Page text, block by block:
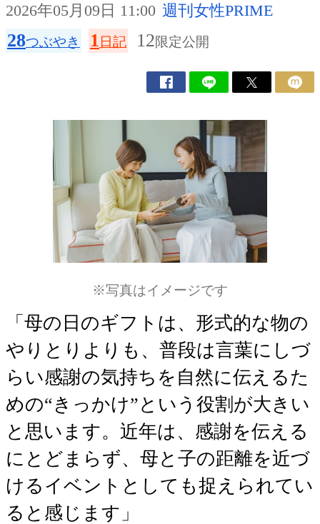
2026年05月09日 11:00 週刊女性PRIME
28つぶやき 1 日記 12限定公開
※写真はイメージです
「母の日のギフトは、形式的な物の
やりとりよりも、普段は言葉にしづ
らい感謝の気持ちを自然に伝えるた
めの“きっかけ”という役割が大きい
と思います。近年は、感謝を伝える
にとどまらず、母と子の距離を近づ
けるイベントとしても捉えられてい
ると感じます」